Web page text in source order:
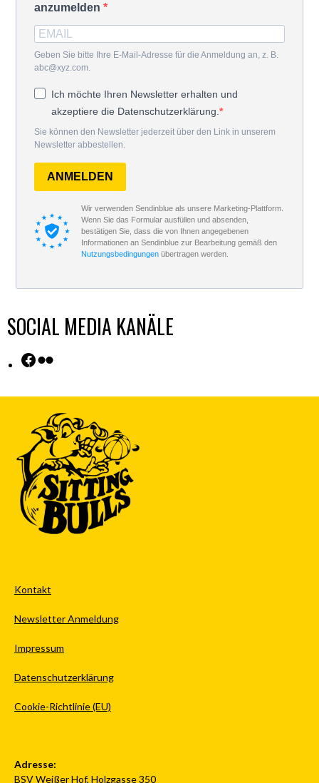
anzumelden
Geben Sie bitte Ihre E-Mail-Adresse für die Anmeldung an, z. B.
abc@xyz.com.
Ich möchte Ihren Newsletter erhalten und
akzeptiere die Datenschutzerklärung.
Sie können den Newsletter jederzeit über den Link in unserem
Newsletter abbestellen.
ANMELDEN
Wir verwenden Sendinblue als unsere Marketing-Plattform.
Wenn Sie das Formular ausfüllen und absenden,
bestätigen Sie, dass die von Ihnen angegebenen
Informationen an Sendinblue zur Bearbeitung gemäß den
Nutzungsbedingungenübertragen werden.
SOCIAL MEDIA KANÄLE
Kontakt
Newsletter Anmeldung
Impressum
Datenschutzerklärung
Cookie-Richtlinie (EU)
Adresse:
BSV Weißer Hof, Holzgasse 350